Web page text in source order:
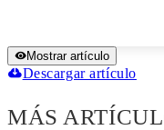
Mostrar artículo
Descargar artículo
MÁS